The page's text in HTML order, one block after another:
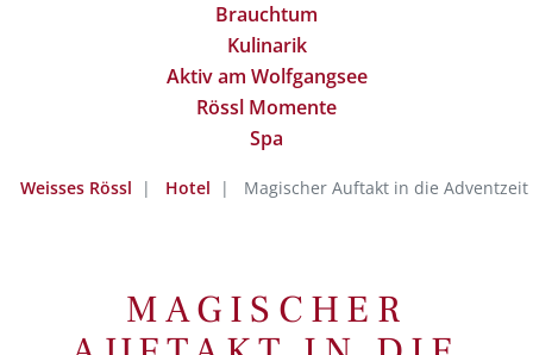
Weisses Rössl Hotel Magischer Auftakt in die Adventzeit
MAGISCHER
Brauchtum
Kulinarik
Aktiv am Wolfgangsee
Rössl Momente
Spa